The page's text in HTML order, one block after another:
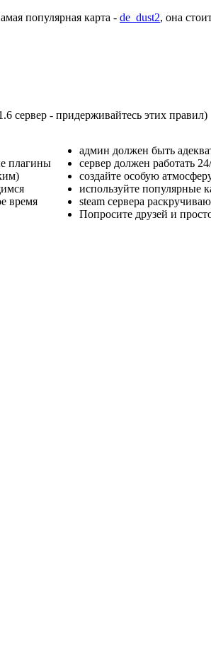
популярная карта - de_dust2, она
сервер - придерживайтесь этих правил)
плагины
время
админ должен быть
сервер должен работать
создайте особую
используйте популярные
steam сервера
Попросите друзей и